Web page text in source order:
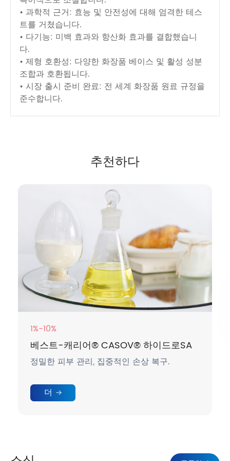
• 과학적 근거: 효능 및 안전성에 대해 엄격한 테스
트를 거쳤습니다.
• 다기능: 미백 효과와 항산화 효과를 결합했습니
다.
• 제형 호환성: 다양한 화장품 베이스 및 활성 성분
조합과 호환됩니다.
• 시장 출시 준비 완료: 전 세계 화장품 원료 규정을
준수합니다.
추천하다
1%-10%
베스트-캐리어® CASOV® 하이드로SA
정밀한 피부 관리, 집중적인 손상 복구.
더